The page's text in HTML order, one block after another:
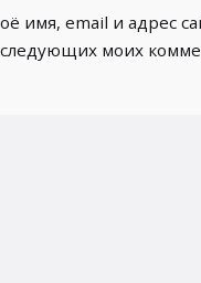
имя, email и адрес
моих